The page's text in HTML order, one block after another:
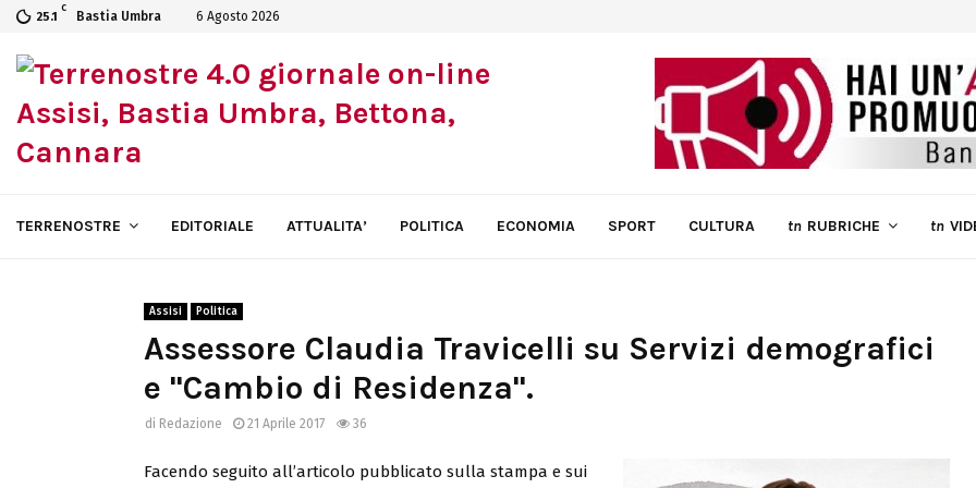
25.1
C
Bastia Umbra 6 Agosto 2026
TERRENOSTRE EDITORIALE ATTUALITA’ POLITICA ECONOMIA SPORT CULTURA tn RUBRICHE tn
Assisi Politica
Assessore Claudia Travicelli su Servizi demografici
e "Cambio di Residenza".
di Redazione 21 Aprile 2017 36
Facendo seguito all’articolo pubblicato sulla stampa e sui